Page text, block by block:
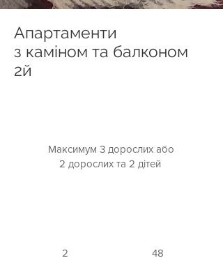
Апартаменти
з каміном та балконом
2й
Максимум 3 дорослих або
2 дорослих та 2 дітей
2
48